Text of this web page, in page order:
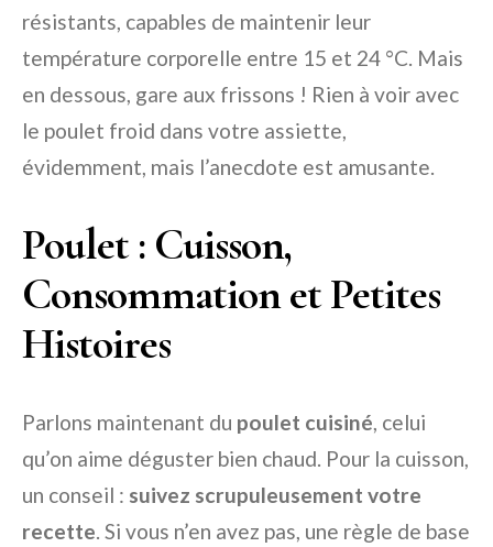
résistants, capables de maintenir leur
température corporelle entre 15 et 24 °C. Mais
en dessous, gare aux frissons ! Rien à voir avec
le poulet froid dans votre assiette,
évidemment, mais l’anecdote est amusante.
Poulet : Cuisson,
Consommation et Petites
Histoires
Parlons maintenant du poulet cuisiné, celui
qu’on aime déguster bien chaud. Pour la cuisson,
un conseil : suivez scrupuleusement votre
recette. Si vous n’en avez pas, une règle de base